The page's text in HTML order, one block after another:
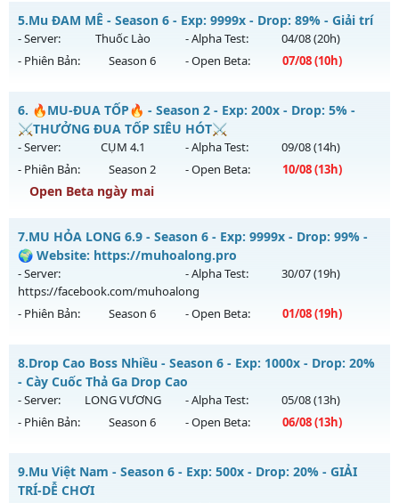
Thể loại: Mu Nguyên bản Webzen
Antihack: Bandicam Hack 100%
MU HỎA LONG 15 - 🌍 Website: https://muhoalong.pro
Mu mới ra tháng 07 2026 - Mở máy chủ
https://facebook.com/muhoalongvào 08h ngày
Exp: 9999x - Drop: 99%
Kiểu reset: Non Reset
Thể loại: Mu Nguyên bản Webzen
5.Mu ĐAM MÊ - Season 6 - Exp: 9999x - Drop: 89% - Giải trí
- Server: Thuốc Lào - Alpha Test: 04/08(20h)
- Phiên Bản:
Season 6 - Open Beta: 07/08(10h)
Mu ĐAM MÊ - Giải trí
Mu mới ra tháng 08 2026 - Mở máy chủ
ngày 07/08/2626
Exp: 9999x - Drop: 89%
Kiểu reset: Reset In Game
Thể loại: Mu Bán Đồ Full Trong Shop
Antihack: UGK
6. 🔥MU-ĐUA TỐP🔥 - Season 2 - Exp: 200x - Drop: 5% -
⚔️THƯỞNG ĐUA TỐP SIÊU HÓT⚔️
- Server: CỤM 4.1 - Alpha Test: 09/08(14h)
- Phiên Bản:
Season 2 - Open Beta: 10/08(13h)
Open Beta ngày mai
🔥MU-ĐUA TỐP🔥 - ⚔️THƯỞNG ĐUA TỐP SIÊU HÓT⚔️
Mu mới ra tháng 08 2026 - Mở máy chủ
ngày 10/08/2626
Exp: 200x - Drop: 5%
Antihack: Sharkguard
7.MU HỎA LONG 6.9 - Season 6 - Exp: 9999x - Drop: 99% -
🌍 Website: https://muhoalong.pro
- Server:
https://facebook.com/muhoalong
- Alpha Test: 30/07(19h)
- Phiên Bản: Season 6 - Open Beta: 01/08(19h)
MU HỎA LONG 6.9 - 🌍 Website: https://muhoalong.pro
Mu mới ra tháng 08 2026 - Mở máy chủ
https://facebook.com/muhoalongvào 19h ngày
01/08/2626
Kiểu reset: Non Reset
Thể loại: Mu Nguyên bản Webzen
8.Drop Cao Boss Nhiều - Season 6 - Exp: 1000x - Drop: 20%
- Cày Cuốc Thả Ga Drop Cao
- Server: LONG VƯƠNG - Alpha Test: 05/08(13h)
- Phiên Bản:
Season 6 - Open Beta: 06/08(13h)
Drop Cao Boss Nhiều - Cày Cuốc Thả Ga Drop Cao
Mu mới ra tháng 08 2026 - Mở máy chủ
9.Mu Việt Nam - Season 6 - Exp: 500x - Drop: 20% - GIẢI
TRÍ-DỄ CHƠI